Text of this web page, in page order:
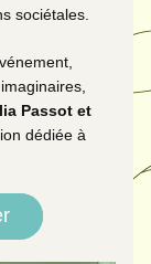
sociétales.
Passot et
dédiée à